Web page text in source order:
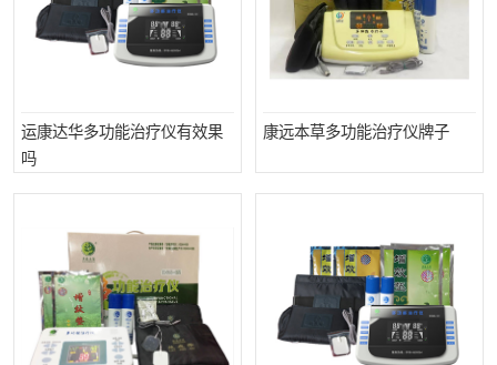
运康达华多功能治疗仪有效果
吗
康远本草多功能治疗仪牌子